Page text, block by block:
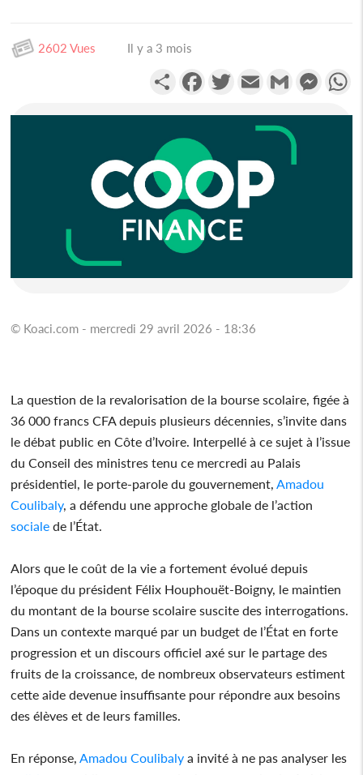
2602 Vues Il y a 3 mois
PartagerFacebookTwitterEmail Gmail
© Koaci.com - mercredi 29 avril 2026 - 18:36
La question de la revalorisation de la bourse scolaire, figée à
36 000 francs CFA depuis plusieurs décennies, s’invite dans
le débat public en Côte d’Ivoire. Interpellé à ce sujet à l’issue
du Conseil des ministres tenu ce mercredi au Palais
présidentiel, le porte-parole du gouvernement, Amadou
Coulibaly, a défendu une approche globale de l’action
sociale de l’État.
Alors que le coût de la vie a fortement évolué depuis
l’époque du président Félix Houphouët-Boigny, le maintien
du montant de la bourse scolaire suscite des interrogations.
Dans un contexte marqué par un budget de l’État en forte
progression et un discours officiel axé sur le partage des
fruits de la croissance, de nombreux observateurs estiment
cette aide devenue insuffisante pour répondre aux besoins
des élèves et de leurs familles.
En réponse, Amadou Coulibaly a invité à ne pas analyser les